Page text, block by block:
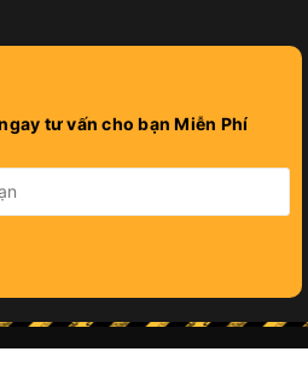
tư vấn cho bạn Miễn Phí